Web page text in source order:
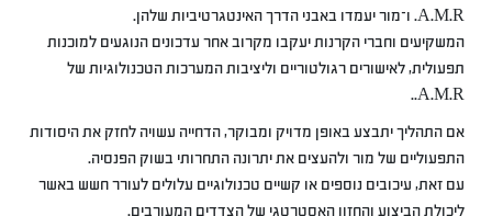
A.M.R. ו־מור יעמדו באבני הדרך האינטגרטיביות שלהן.
המשקיעים וחברי הקרנות יעקבו מקרוב אחר עדכונים הנוגעים למוכנות
תפעולית, לאישורים רגולטוריים וליציבות המערכות הטכנולוגיות של
A.M.R..
אם התהליך יתבצע באופן מדויק ומבוקר, הדחייה עשויה לחזק את היסודות
התפעוליים של מור ולהעצים את יתרונה התחרותי בשוק הפנסיה.
עם זאת, עיכובים נוספים או קשיים טכנולוגיים עלולים לעורר חשש באשר
ליכולת הביצוע והחזון האסטרטגי של הצדדים המעורבים.